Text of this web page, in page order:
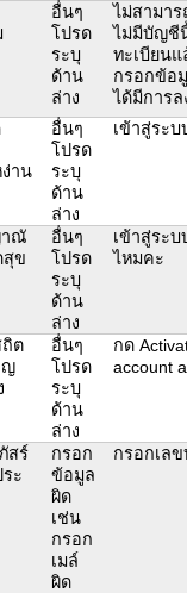
อื่นๆ
โปรด
ระบุ
ด้าน
ล่าง
ไม่สามาร
ไม่มีบัญชี
ทะเบียนแ
กรอกข้อ
ได้มีการล
าน
อื่นๆ
โปรด
ระบุ
ด้าน
ล่าง
เข้าสู่ระบ
ณั
สุข
อื่นๆ
โปรด
ระบุ
ด้าน
ล่าง
เข้าสู่ระบ
ไหมคะ
ต
ญ
อื่นๆ
โปรด
ระบุ
ด้าน
ล่าง
กด
account
สร์
ะ
กรอก
ข้อมูล
ผิด
เช่น
กรอก
เมล์
ผิด
กรอกเล